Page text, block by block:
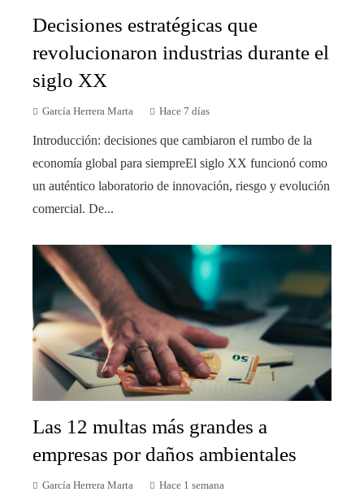
Decisiones estratégicas que
revolucionaron industrias durante el
siglo XX
García Herrera Marta Hace 7 días
Introducción: decisiones que cambiaron el rumbo de la
economía global para siempreEl siglo XX funcionó como
un auténtico laboratorio de innovación, riesgo y evolución
comercial. De...
Las 12 multas más grandes a
empresas por daños ambientales
García Herrera Marta Hace 1 semana